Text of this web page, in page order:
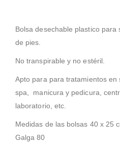
Bolsa desechable plastico
de pies.
No transpirable y no estéril.
Apto para para tratamientos en
spa, manicura y pedicura,
laboratorio, etc.
Medidas de las bolsas 40 x 25
Galga 80